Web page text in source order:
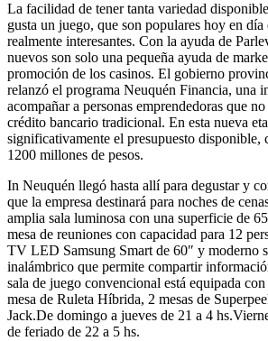
La facilidad de tener tanta variedad
gusta un juego, que son populares hoy en
realmente interesantes. Con la ayuda de
nuevos son solo una pequeña ayuda de
promoción de los casinos. El gobierno
relanzó el programa Neuquén Financia, una
acompañar a personas emprendedoras que
crédito bancario tradicional. En esta nueva
significativamente el presupuesto disponible,
1200 millones de pesos.
In Neuquén llegó hasta allí para degustar y
que la empresa destinará para noches de
amplia sala luminosa con una superficie de
mesa de reuniones con capacidad para 12
TV LED Samsung Smart de 60″ y moderno
inalámbrico que permite compartir
sala de juego convencional está equipada con
mesa de Ruleta Híbrida, 2 mesas de
Jack.De domingo a jueves de 21 a 4
de feriado de 22 a 5 hs.